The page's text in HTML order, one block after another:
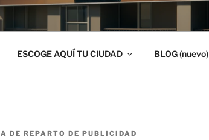
ESCOGE AQUÍ TU CIUDAD BLOG (nuevo)
DE REPARTO DE PUBLICIDAD